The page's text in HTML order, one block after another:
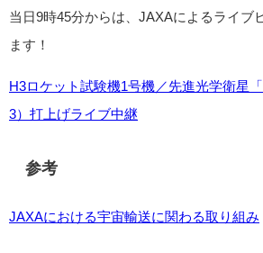
当日9時45分からは、JAXAによるライブ
ます！
H3ロケット試験機1号機／先進光学衛星
3）打上げライブ中継
参考
JAXAにおける宇宙輸送に関わる取り組み